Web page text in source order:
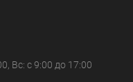
Вс: с 9:00 до 17:00